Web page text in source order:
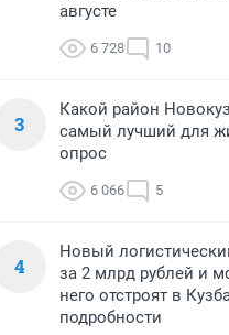
августе
6 728 10
3
Какой район
самый лучший для
опрос
6 066 5
4
Новый
за 2 млрд рублей и
него отстроят в
подробности